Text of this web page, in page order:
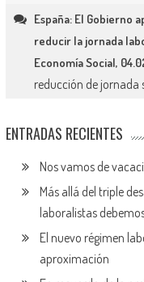
España: El Gobierno
reducir la jornada
Economía Social,
reducción de jornada
ENTRADAS RECIENTES
Nos vamos de
Más allá del triple
laboralistas
El nuevo régimen
aproximación